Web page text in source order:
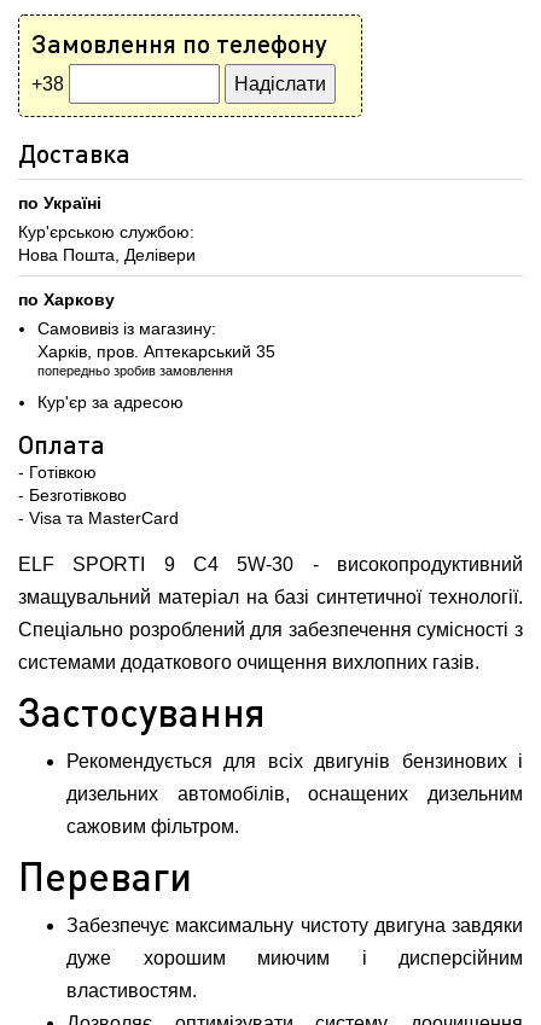
Замовлення по телефону
+38
Доставка
по Україні
Кур'єрською службою:
Нова Пошта, Делівери
по Харкову
Самовивіз із магазину:
Харків, пров. Аптекарський 35
попередньо зробив замовлення
Кур'єр за адресою
Оплата
- Готівкою
- Безготівково
- Visa та MasterCard
ELF SPORTI 9 C4 5W-30 - високопродуктивний
змащувальний матеріал на базі синтетичної технології.
Спеціально розроблений для забезпечення сумісності з
системами додаткового очищення вихлопних газів.
Застосування
Рекомендується для всіх двигунів бензинових і
дизельних автомобілів, оснащених дизельним
сажовим фільтром.
Переваги
Забезпечує максимальну чистоту двигуна завдяки
дуже хорошим миючим і дисперсійним
властивостям.